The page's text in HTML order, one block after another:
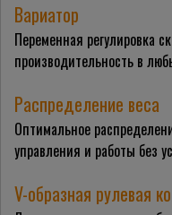
Вариатор
Переменная регулировка
производительность в
Распределение веса
Оптимальное
управления и работы без
V-образная рулевая